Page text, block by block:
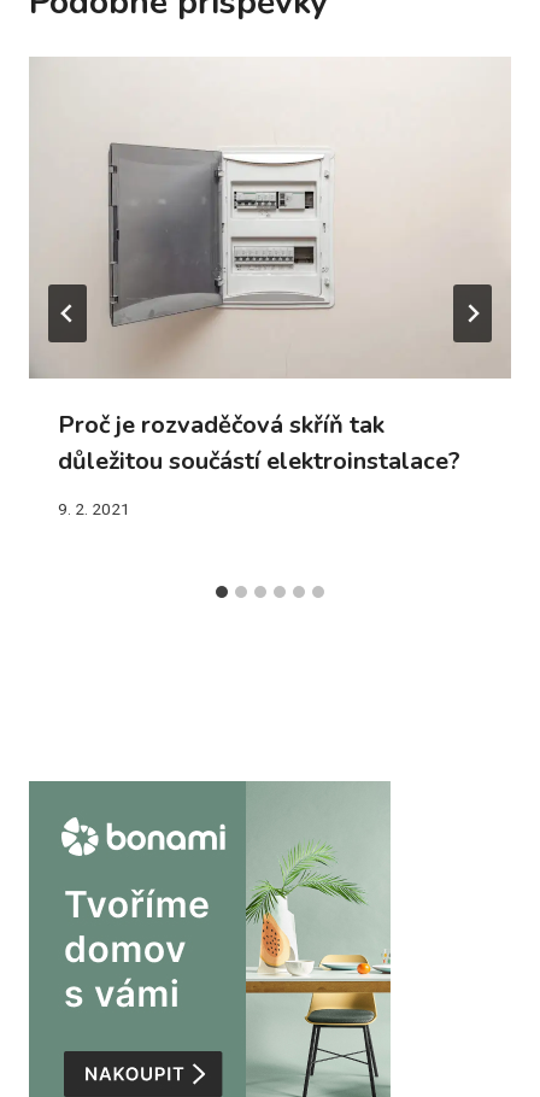
Proč je rozvaděčová skříň tak
důležitou součástí elektroinstalace?
9. 2. 2021